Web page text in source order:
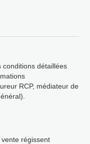
conditions détaillées
RCP, médiateur de
énéral).
vente régissent